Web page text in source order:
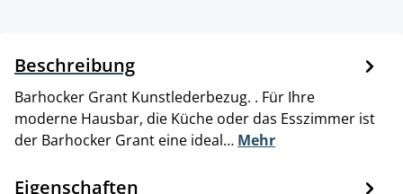
Beschreibung
Barhocker Grant Kunstlederbezug. . Für Ihre
moderne Hausbar, die Küche oder das Esszimmer ist
der Barhocker Grant eine ideal… Mehr
Eigenschaften